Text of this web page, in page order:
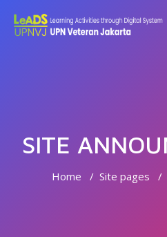
SITE
Home Site pages